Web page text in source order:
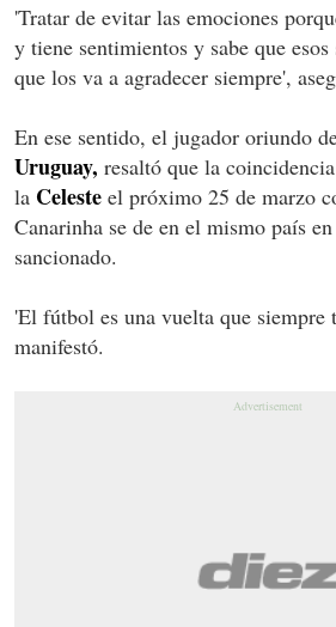
'Tratar de evitar las emociones
y tiene sentimientos y sabe que
que los va a agradecer siempre',
En ese sentido, el jugador oriundo
Uruguay, resaltó que la
la Celeste el próximo 25 de marzo
Canarinha se de en el mismo país
sancionado.
'El fútbol es una vuelta que siempre
manifestó.